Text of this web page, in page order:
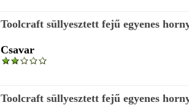
Toolcraft süllyesztett fejű egyenes
Csavar
Toolcraft süllyesztett fejű egyenes